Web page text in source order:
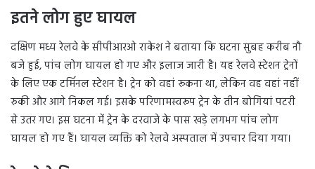
इतने लोग हुए घायल
दक्षिण मध्य रेलवे के सीपीआरओ राकेश ने बताया कि घटना सुबह करीब नौ
बजे हुई, पांच लोग घायल हो गए और इलाज जारी है। यह रेलवे स्टेशन ट्रेनों
के लिए एक टर्मिनल स्टेशन है। ट्रेन को वहां रूकना था, लेकिन वह वहां नहीं
रुकी और आगे निकल गई। इसके परिणामस्वरूप ट्रेन के तीन बोगियां पटरी
से उतर गए। इस घटना में ट्रेन के दरवाजे के पास खड़े लगभग पांच लोग
घायल हो गए हैं। घायल व्यक्ति को रेलवे अस्पताल में उपचार दिया गया।